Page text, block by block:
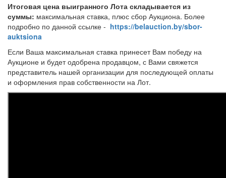
Итоговая цена выигранного Лота складывается из
суммы: максимальная ставка, плюс сбор Аукциона. Более
подробно по данной ссылке - https://belauction.by/sbor-
auktsiona
Если Ваша максимальная ставка принесет Вам победу на
Аукционе и будет одобрена продавцом, с Вами свяжется
представитель нашей организации для последующей оплаты
и оформления прав собственности на Лот.